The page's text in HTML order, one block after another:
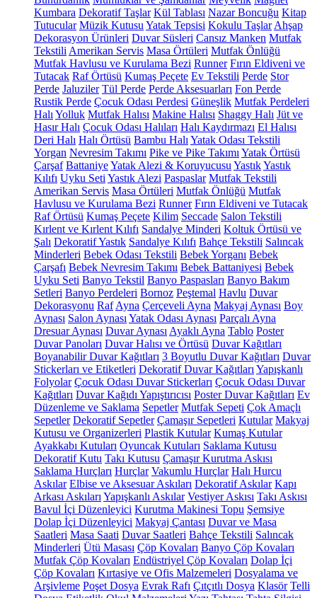
Kumbara Dekoratif Taşlar Kül Tablası Nazar Boncuğu Kitap
Tutucular Müzik Kutusu Yatak Tepsisi Kokulu Taşlar Ahşap
Dekorasyon Ürünleri Duvar Süsleri Cansız Manken Mutfak
Tekstili Amerikan Servis Masa Örtüleri Mutfak Önlüğü
Mutfak Havlusu ve Kurulama Bezi Runner Fırın Eldiveni ve
Tutacak Raf Örtüsü Kumaş Peçete Ev Tekstili Perde Stor
Perde Jaluziler Tül Perde Perde Aksesuarları Fon Perde
Rustik Perde Çocuk Odası Perdesi Güneşlik Mutfak Perdeleri
Halı Yolluk Mutfak Halısı Makine Halısı Shaggy Halı Jüt ve
Hasır Halı Çocuk Odası Halıları Halı Kaydırmazı El Halısı
Deri Halı Halı Örtüsü Bambu Halı Yatak Odası Tekstili
Yorgan Nevresim Takımı Pike ve Pike Takımı Yatak Örtüsü
Çarşaf BattaniyeYatak Alezi & Koruyucusu YastıkYastık
Kılıfı Uyku Seti Yastık Alezi Paspaslar Mutfak Tekstili
Amerikan Servis Masa Örtüleri Mutfak Önlüğü Mutfak
Havlusu ve Kurulama Bezi Runner Fırın Eldiveni ve Tutacak
Raf Örtüsü Kumaş Peçete Kilim Seccade Salon Tekstili
Kırlent ve Kırlent Kılıfı Sandalye Minderi Koltuk Örtüsü ve
Şalı Dekoratif Yastık Sandalye Kılıfı Bahçe Tekstili Salıncak
Minderleri Bebek Odası Tekstili Bebek Yorganı Bebek
Çarşafı Bebek Nevresim Takımı Bebek Battaniyesi Bebek
Uyku Seti Banyo Tekstil Banyo Paspasları Banyo Bakım
Setleri Banyo Perdeleri Bornoz Peştemal Havlu Duvar
Dekorasyonu Raf Ayna Çerçeveli Ayna Makyaj Aynası Boy
Aynası Salon Aynası Yatak Odası Aynası Parçalı Ayna
Dresuar Aynası Duvar Aynası Ayaklı Ayna Tablo Poster
Duvar Panoları Duvar Halısı ve Örtüsü Duvar Kağıtları
Boyanabilir Duvar Kağıtları 3 Boyutlu Duvar Kağıtları Duvar
Stickerları ve Etiketleri Dekoratif Duvar Kağıtları Yapışkanlı
Folyolar Çocuk Odası Duvar Stickerları Çocuk Odası Duvar
Kağıtları Duvar Kağıdı Yapıştırıcısı Poster Duvar Kağıtları Ev
Düzenleme ve Saklama Sepetler Mutfak Sepeti Çok Amaçlı
Sepetler Dekoratif Sepetler Çamaşır Sepetleri Kutular Makyaj
Kutusu ve Organizerleri Plastik Kutular Kumaş Kutular
Ayakkabı Kutuları Oyuncak Kutuları Saklama Kutusu
Dekoratif Kutu Takı Kutusu Çamaşır Kurutma Askısı
Saklama Hurçları Hurçlar Vakumlu Hurçlar Halı Hurcu
Askılar Elbise ve Aksesuar Askıları Dekoratif Askılar Kapı
Arkası Askıları Yapışkanlı Askılar Vestiyer Askısı Takı Askısı
Bavul İçi Düzenleyici Kurutma Makinesi Topu Şemsiye
Dolap İçi Düzenleyici Makyaj Çantası Duvar ve Masa
Saatleri Masa Saati Duvar Saatleri Bahçe Tekstili Salıncak
Minderleri Ütü Masası Çöp Kovaları Banyo Çöp Kovaları
Mutfak Çöp Kovaları Endüstriyel Çöp Kovaları Dolap İçi
Çöp Kovaları Kırtasiye ve Ofis Malzemeleri Dosyalama ve
Arşivleme Poşet Dosya Evrak Rafı Çıtçıtlı Dosya Klasör Telli